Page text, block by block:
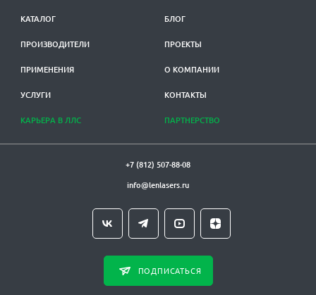
КАТАЛОГ
ПРОИЗВОДИТЕЛИ
ПРИМЕНЕНИЯ
УСЛУГИ
КАРЬЕРА В ЛЛС
БЛОГ
ПРОЕКТЫ
О КОМПАНИИ
КОНТАКТЫ
ПАРТНЕРСТВО
+7 (812) 507-88-08
info@lenlasers.ru
ПОДПИСАТЬСЯ